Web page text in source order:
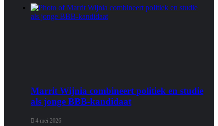
Marrit Wijnia combineert politiek en studie
als jonge BBB‑kandidaat
4 mei 2026